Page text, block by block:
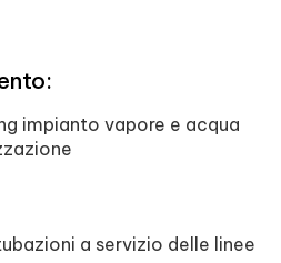
impianto vapore e acqua
a servizio delle linee